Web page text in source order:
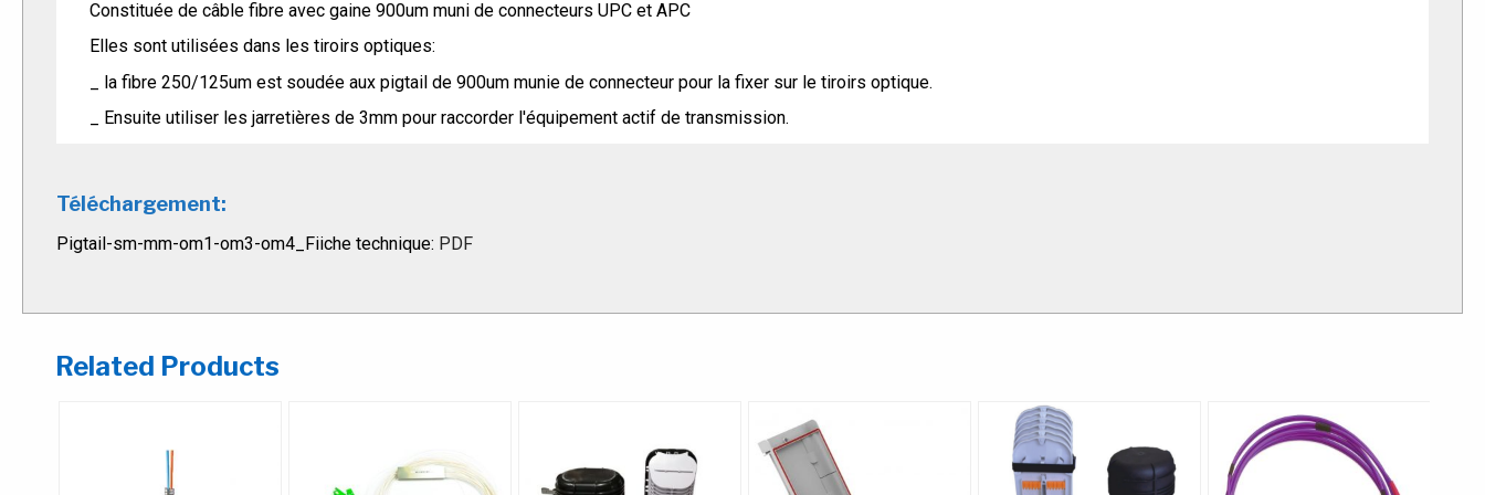
Constituée de câble fibre avec gaine 900um muni de connecteurs UPC et APC
Elles sont utilisées dans les tiroirs optiques:
_ la fibre 250/125um est soudée aux pigtail de 900um munie de connecteur pour la fixer sur le tiroirs optique.
_ Ensuite utiliser les jarretières de 3mm pour raccorder l'équipement actif de transmission.
Référence
Multimode 62,5/125
Multimode 50/125 OM4
Téléchargement:
Pigtail-sm-mm-om1-om3-om4_Fiiche technique: PDF
Related Products